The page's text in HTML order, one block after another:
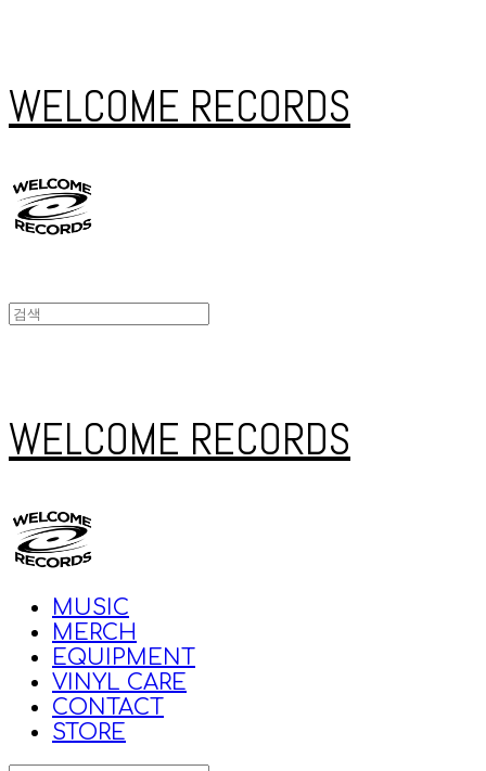
WELCOME RECORDS
WELCOME RECORDS
MUSIC
MERCH
EQUIPMENT
VINYL CARE
CONTACT
STORE